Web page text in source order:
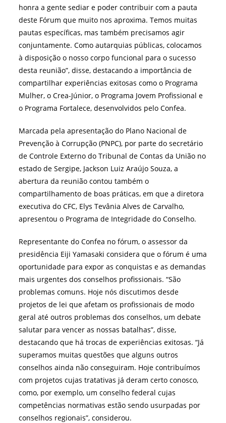
honra a gente sediar e poder contribuir com a pauta
deste Fórum que muito nos aproxima. Temos muitas
pautas específicas, mas também precisamos agir
conjuntamente. Como autarquias públicas, colocamos
à disposição o nosso corpo funcional para o sucesso
desta reunião”, disse, destacando a importância de
compartilhar experiências exitosas como o Programa
Mulher, o Crea-Júnior, o Programa Jovem Profissional e
o Programa Fortalece, desenvolvidos pelo Confea.
Marcada pela apresentação do Plano Nacional de
Prevenção à Corrupção (PNPC), por parte do secretário
de Controle Externo do Tribunal de Contas da União no
estado de Sergipe, Jackson Luiz Araújo Souza, a
abertura da reunião contou também o
compartilhamento de boas práticas, em que a diretora
executiva do CFC, Elys Tevânia Alves de Carvalho,
apresentou o Programa de Integridade do Conselho.
Representante do Confea no fórum, o assessor da
presidência Eiji Yamasaki considera que o fórum é uma
oportunidade para expor as conquistas e as demandas
mais urgentes dos conselhos profissionais. “São
problemas comuns. Hoje nós discutimos desde
projetos de lei que afetam os profissionais de modo
geral até outros problemas dos conselhos, um debate
salutar para vencer as nossas batalhas”, disse,
destacando que há trocas de experiências exitosas. “Já
superamos muitas questões que alguns outros
conselhos ainda não conseguiram. Hoje contribuímos
com projetos cujas tratativas já deram certo conosco,
como, por exemplo, um conselho federal cujas
competências normativas estão sendo usurpadas por
conselhos regionais”, considerou.